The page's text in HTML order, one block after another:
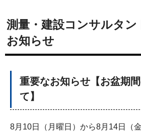
測量・建設コンサルタン
お知らせ
重要なお知らせ【お盆期
て】
8月10日（月曜日）から8月14日（